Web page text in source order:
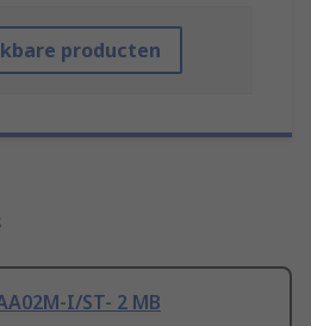
producten
I/ST- 2 MB